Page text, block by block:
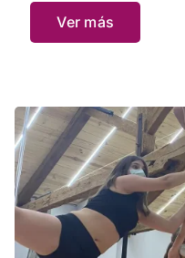
pélvica.
Ver más